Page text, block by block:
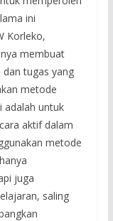
ini
Korleko,
membuat
tugas yang
metode
adalah untuk
aktif dalam
metode
juga
saling